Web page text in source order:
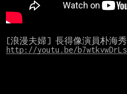
http://youtu.be/b7wtkvwDrLs